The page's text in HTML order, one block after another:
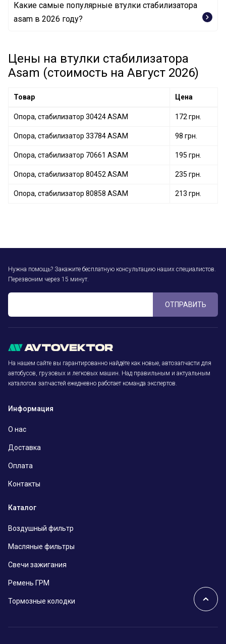
Опора, стабилизатор 33784 ASAM
Опора, стабилизатор 75098 ASAM
Какие самые популярные втулки стабилизатора
asam в 2026 году?
Цены на втулки стабилизатора
Asam (стоимость на Август 2026)
Товар Цена
Опора, стабилизатор 30424 ASAM 172 грн.
Опора, стабилизатор 33784 ASAM 98 грн.
Опора, стабилизатор 70661 ASAM 195 грн.
Опора, стабилизатор 80452 ASAM 235 грн.
Опора, стабилизатор 80858 ASAM 213 грн.
Нужна помощь? Закажите бесплатную консультацию наших специалистов.
Перезвоним через 15 минут.
ОТПРАВИТЬ
На нашем сайте вы гарантированно найдёте как новые, автозапчасти для
автобусов, грузовых и легковых машин. Над правильным и актуальным
каталогом запчастей ежедневно работает команда экспертов.
Информация
О нас
Доставка
Оплата
Контакты
Каталог
Воздушный фильтр
Масляные фильтры
Свечи зажигания
Ремень ГРМ
Тормозные колодки